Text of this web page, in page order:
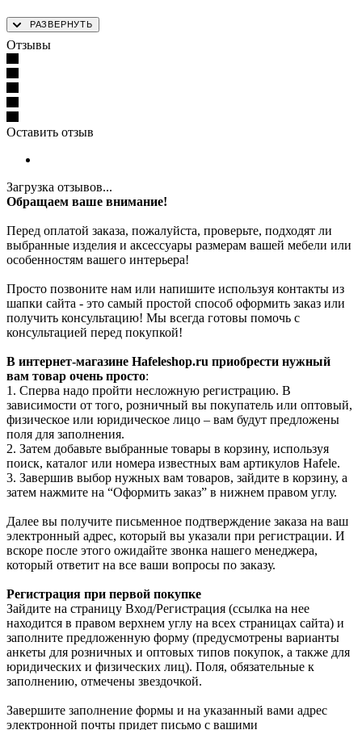
Отзывы
Оставить отзыв
Загрузка отзывов...
Обращаем ваше внимание!
Перед оплатой заказа, пожалуйста, проверьте, подходят ли
выбранные изделия и аксессуары размерам вашей мебели или
особенностям вашего интерьера!
Просто позвоните нам или напишите используя контакты из
шапки сайта - это самый простой способ оформить заказ или
получить консультацию! Мы всегда готовы помочь с
консультацией перед покупкой!
В интернет-магазине Hafeleshop.ru приобрести нужный
вам товар очень просто:
1. Сперва надо пройти несложную регистрацию. В
зависимости от того, розничный вы покупатель или оптовый,
физическое или юридическое лицо – вам будут предложены
поля для заполнения.
2. Затем добавьте выбранные товары в корзину, используя
поиск, каталог или номера известных вам артикулов Hafele.
3. Завершив выбор нужных вам товаров, зайдите в корзину, а
затем нажмите на “Оформить заказ” в нижнем правом углу.
Далее вы получите письменное подтверждение заказа на ваш
электронный адрес, который вы указали при регистрации. И
вскоре после этого ожидайте звонка нашего менеджера,
который ответит на все ваши вопросы по заказу.
Регистрация при первой покупке
Зайдите на страницу Вход/Регистрация (ссылка на нее
находится в правом верхнем углу на всех страницах сайта) и
заполните предложенную форму (предусмотрены варианты
анкеты для розничных и оптовых типов покупок, а также для
юридических и физических лиц). Поля, обязательные к
заполнению, отмечены звездочкой.
Завершите заполнение формы и на указанный вами адрес
электронной почты придет письмо с вашими